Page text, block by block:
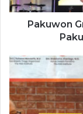
Pakuwon